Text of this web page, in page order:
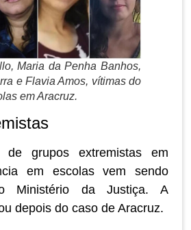
Maria da Penha Banhos,
e Flavia Amos, vítimas do
em Aracruz.
de grupos extremistas em
em escolas vem sendo
Ministério da Justiça. A
depois do caso de Aracruz.